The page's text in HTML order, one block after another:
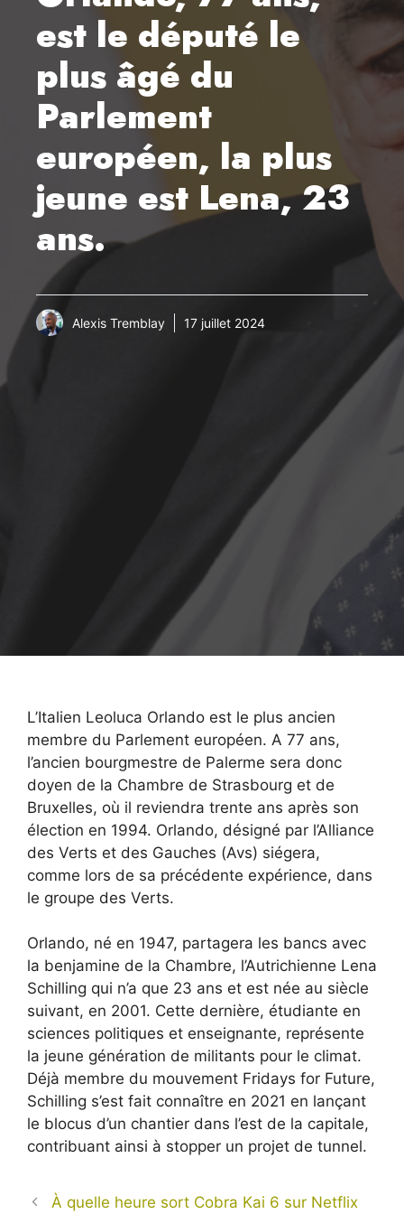
est le député le
plus âgé du
Parlement
européen, la plus
jeune est Lena, 23
ans.
Alexis Tremblay 17 juillet 2024
L’Italien Leoluca Orlando est le plus ancien
membre du Parlement européen. A 77 ans,
l’ancien bourgmestre de Palerme sera donc
doyen de la Chambre de Strasbourg et de
Bruxelles, où il reviendra trente ans après son
élection en 1994. Orlando, désigné par l’Alliance
des Verts et des Gauches (Avs) siégera,
comme lors de sa précédente expérience, dans
le groupe des Verts.
Orlando, né en 1947, partagera les bancs avec
la benjamine de la Chambre, l’Autrichienne Lena
Schilling qui n’a que 23 ans et est née au siècle
suivant, en 2001. Cette dernière, étudiante en
sciences politiques et enseignante, représente
la jeune génération de militants pour le climat.
Déjà membre du mouvement Fridays for Future,
Schilling s’est fait connaître en 2021 en lançant
le blocus d’un chantier dans l’est de la capitale,
contribuant ainsi à stopper un projet de tunnel.
À quelle heure sort Cobra Kai 6 sur Netflix